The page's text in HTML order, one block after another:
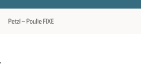
Petzl – Poulie FIXE